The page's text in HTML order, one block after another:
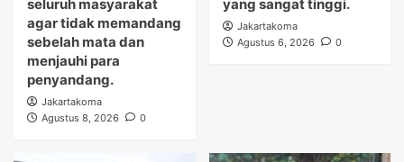
seluruh masyarakat
agar tidak memandang
sebelah mata dan
menjauhi para
penyandang.
Jakartakoma
Agustus 8, 2026
0
yang sangat tinggi.
Jakartakoma
Agustus 6, 2026
0